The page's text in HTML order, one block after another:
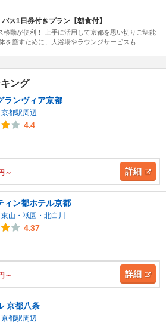
ス1日券付きプラン【朝食付】
移動が便利！ 上手に活用して京都を思い切りご堪能
を癒すために、大浴場やラウンジサービスも...
ング
ランヴィア京都
京都駅周辺
4.4
～ 詳細
ィン都ホテル京都
東山・祇園・北白川
4.37
～ 詳細
京都八条
京都駅周辺